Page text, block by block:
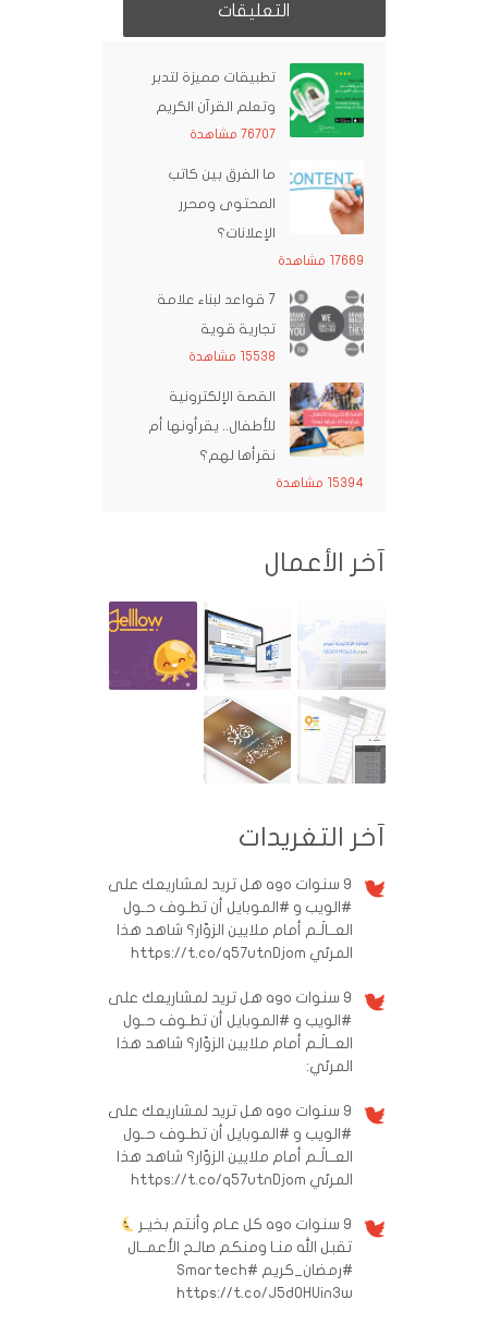
التعليقات
تطبيقات مميزة لتدبر
وتعلم القرآن الكريم
76707 مشاهدة
ما الفرق بين كاتب
المحتوى ومحرر
الإعلانات؟
17669 مشاهدة
7 قواعد لبناء علامة
تجارية قوية
15538 مشاهدة
القصة الإلكترونية
للأطفال.. يقرأونها أم
نقرأها لهم؟
15394 مشاهدة
آخر الأعمال
آخر التغريدات
9 سنوات ago
هل تريد لمشاريعك على
#الويب و #الموبايل أن تطـوف حـول
العــالَـم أمام ملايين الزوّار؟ شاهد هذا
المرئي https://t.co/q57utnDjom
9 سنوات ago
هل تريد لمشاريعك على
#الويب و #الموبايل أن تطـوف حـول
العــالَـم أمام ملايين الزوّار؟ شاهد هذا
المرئي:
9 سنوات ago
هل تريد لمشاريعك على
#الويب و #الموبايل أن تطـوف حـول
العــالَـم أمام ملايين الزوّار؟ شاهد هذا
المرئي https://t.co/q57utnDjom
9 سنوات ago
كل عـام وأنتم بخيـر
تقبل الله منـا ومنكم صالـح الأعمــال
#رمضان_كريم #Smartech
https://t.co/J5d0HUin3w